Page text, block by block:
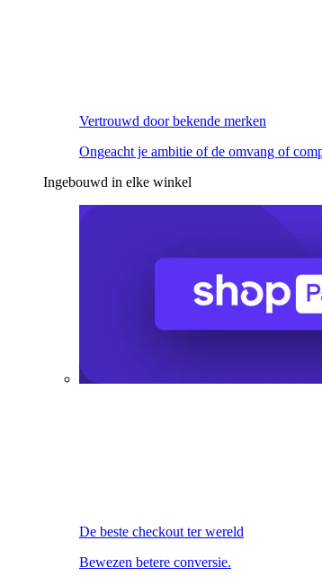
Vertrouwd door bekende merken
Ongeacht je ambitie of de omvang of
Ingebouwd in elke winkel
De beste checkout ter wereld
Bewezen betere conversie.